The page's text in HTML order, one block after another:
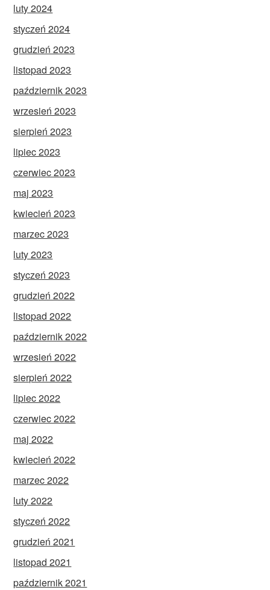
luty 2024
styczeń 2024
grudzień 2023
listopad 2023
październik 2023
wrzesień 2023
sierpień 2023
lipiec 2023
czerwiec 2023
maj 2023
kwiecień 2023
marzec 2023
luty 2023
styczeń 2023
grudzień 2022
listopad 2022
październik 2022
wrzesień 2022
sierpień 2022
lipiec 2022
czerwiec 2022
maj 2022
kwiecień 2022
marzec 2022
luty 2022
styczeń 2022
grudzień 2021
listopad 2021
październik 2021